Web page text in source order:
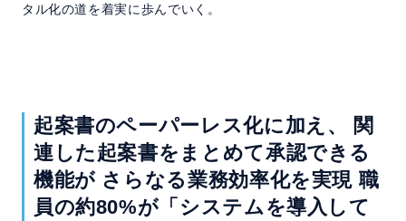
タル化の道を着実に歩んでいく。
起案書のペーパーレス化に加え、
関
連した起案書をまとめて承認できる
機能がさらなる業務効率化を実現 職
員の約80%が「システムを導入して